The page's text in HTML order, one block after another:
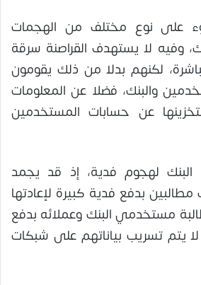
على نوع مختلف من الهجمات
وفيه لا يستهدف القراصنة سرقة
لكنهم بدلا من ذلك يقومون
والبنك، فضلا عن المعلومات
عن حسابات المستخدمين
البنك لهجوم فدية، إذ قد يجمد
مطالبين بدفع فدية كبيرة لإعادتها
مستخدمي البنك وعملائه بدفع
يتم تسريب بياناتهم على شبكات